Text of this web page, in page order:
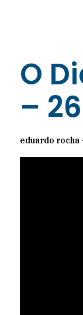
O
–
eduardo rocha